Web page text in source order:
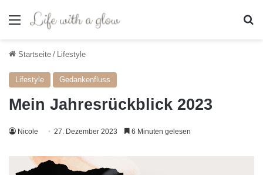
Menü
Startseite / Lifestyle
Lifestyle Gedankenfluss
Mein Jahresrückblick 2023
Nicole 27. Dezember 2023 6 Minuten gelesen